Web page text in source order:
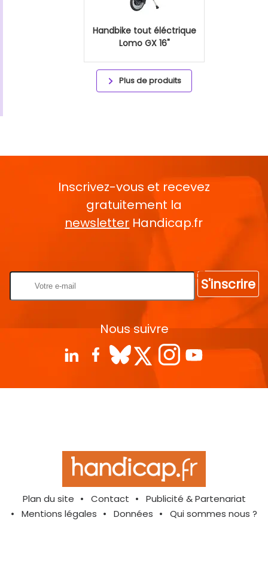
Handbike tout éléctrique
Lomo GX 16"
Plus de produits
Inscrivez-vous et recevez
gratuitement la
newsletter Handicap.fr
S'inscrire
Nous suivre
Plan du site Contact
Publicité & Partenariat
Mentions légales
Données Qui sommes nous ?